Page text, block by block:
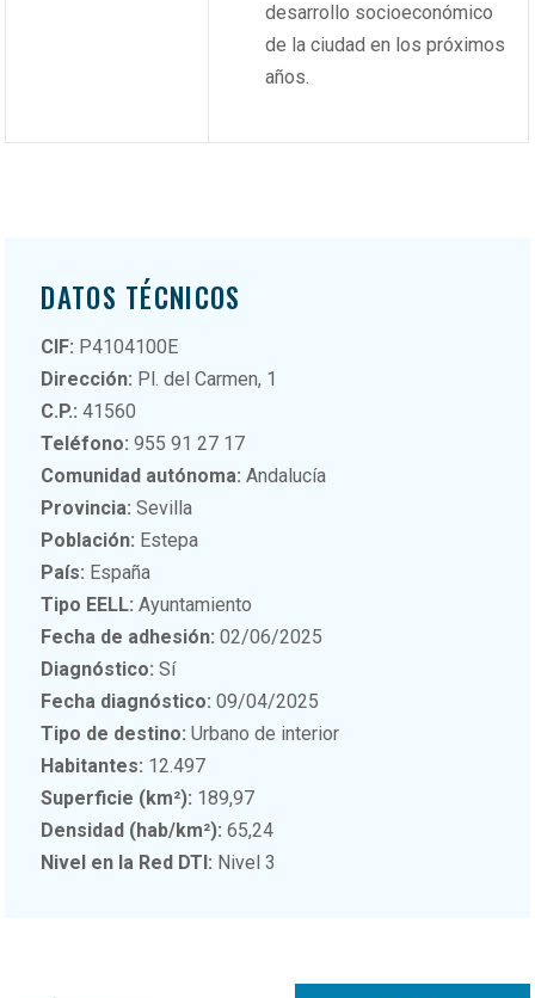
desarrollo socioeconómico
de la ciudad en los próximos
años.
DATOS TÉCNICOS
CIF: P4104100E
Dirección: Pl. del Carmen, 1
C.P.: 41560
Teléfono: 955 91 27 17
Comunidad autónoma: Andalucía
Provincia: Sevilla
Población: Estepa
País: España
Tipo EELL: Ayuntamiento
Fecha de adhesión: 02/06/2025
Diagnóstico: Sí
Fecha diagnóstico: 09/04/2025
Tipo de destino: Urbano de interior
Habitantes: 12.497
Superficie (km²): 189,97
Densidad (hab/km²): 65,24
Nivel en la Red DTI: Nivel 3